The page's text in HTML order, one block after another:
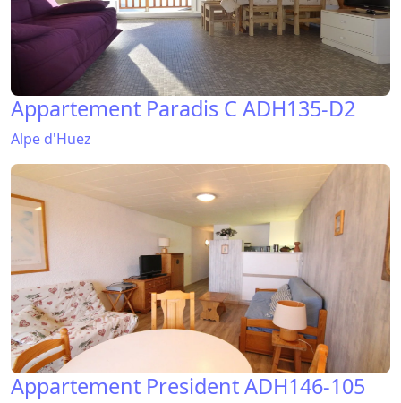
Appartement Paradis C ADH135-D2
Alpe d'Huez
Appartement President ADH146-105